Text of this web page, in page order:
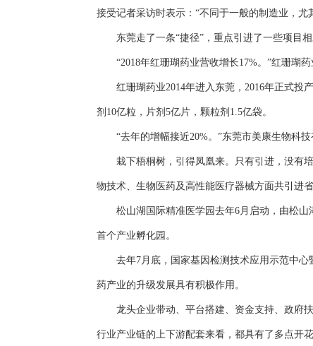
接受记者采访时表示：“不同于一般的制造业，
东莞走了一条“捷径”，重点引进了一些项目相
“2018年红珊瑚药业营收增长17%。”红珊瑚药
红珊瑚药业2014年进入东莞，2016年正式投产
剂10亿粒，片剂5亿片，颗粒剂1.5亿袋。
“去年的增幅接近20%。”东莞市美康生物科技
栽下梧桐树，引得凤凰来。只有引进，没有培
物技术、生物医药及高性能医疗器械方面共引进
松山湖国际精准医学园去年6月启动，由松山
首个产业孵化园。
去年7月底，国家基因检测技术应用示范中心
药产业的升级发展具有积极作用。
龙头企业带动、平台搭建、资金支持、政府扶
行业产业链的上下游配套来看，都具有了多点开